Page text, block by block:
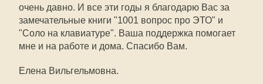
очень давно. И все эти годы я благодарю Вас за
замечательные книги "1001 вопрос про ЭТО" и
"Соло на клавиатуре". Ваша поддержка помогает
мне и на работе и дома. Спасибо Вам.
Елена Вильгельмовна.